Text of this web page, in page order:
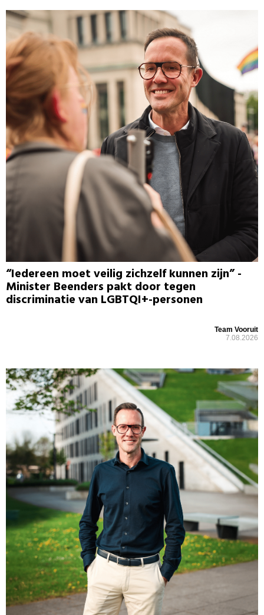
“Iedereen moet veilig zichzelf kunnen zijn” -
Minister Beenders pakt door tegen
discriminatie van LGBTQI+-personen
Team Vooruit
7.08.2026